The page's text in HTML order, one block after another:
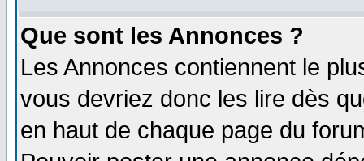
Que sont les Annonces ?
Les Annonces contiennent le
vous devriez donc les lire dès
en haut de chaque page du